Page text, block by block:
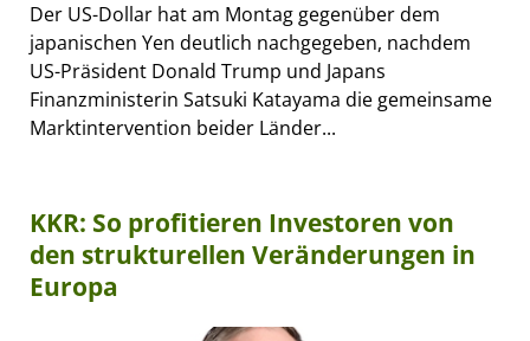
Der US-Dollar hat am Montag gegenüber dem
japanischen Yen deutlich nachgegeben, nachdem
US-Präsident Donald Trump und Japans
Finanzministerin Satsuki Katayama die gemeinsame
Marktintervention beider Länder...
KKR: So profitieren Investoren von
den strukturellen Veränderungen in
Europa